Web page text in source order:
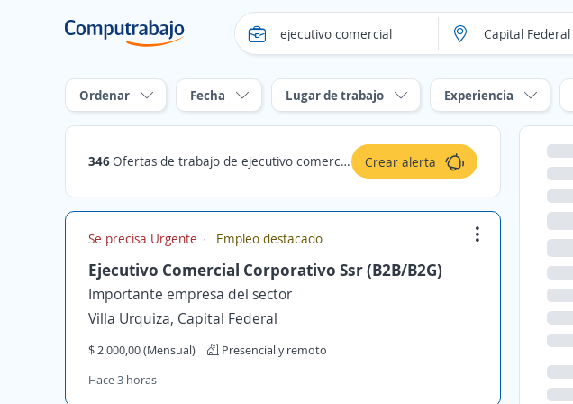
Ordenar Fecha Lugar de trabajo Experiencia
346Ofertas de trabajo de ejecutivo comercial en Capital Federal Crear alerta
Se precisa Urgente Empleo destacado
Ejecutivo Comercial Corporativo Ssr (B2B/B2G)
Importante empresa del sector
Villa Urquiza, Capital Federal
$ 2.000,00 (Mensual)
Presencial y remoto
Hace 3 horas